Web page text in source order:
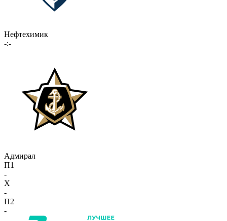
Нефтехимик
-:-
Адмирал
П1
-
X
-
П2
-